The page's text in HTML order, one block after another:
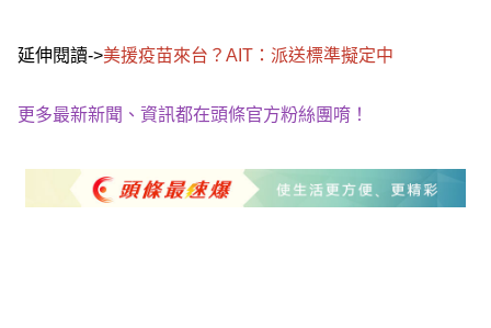
延伸閱讀->美援疫苗來台？AIT：派送標準擬定中
更多最新新聞、資訊都在頭條官方粉絲團唷！